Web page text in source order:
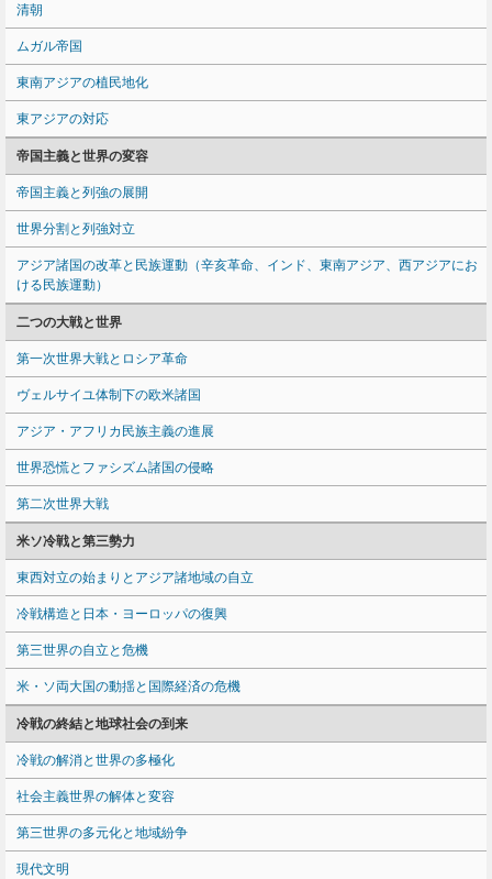
清朝
ムガル帝国
東南アジアの植民地化
東アジアの対応
帝国主義と世界の変容
帝国主義と列強の展開
世界分割と列強対立
アジア諸国の改革と民族運動（辛亥革命、インド、東南アジア、西アジアにお
ける民族運動）
二つの大戦と世界
第一次世界大戦とロシア革命
ヴェルサイユ体制下の欧米諸国
アジア・アフリカ民族主義の進展
世界恐慌とファシズム諸国の侵略
第二次世界大戦
米ソ冷戦と第三勢力
東西対立の始まりとアジア諸地域の自立
冷戦構造と日本・ヨーロッパの復興
第三世界の自立と危機
米・ソ両大国の動揺と国際経済の危機
冷戦の終結と地球社会の到来
冷戦の解消と世界の多極化
社会主義世界の解体と変容
第三世界の多元化と地域紛争
現代文明